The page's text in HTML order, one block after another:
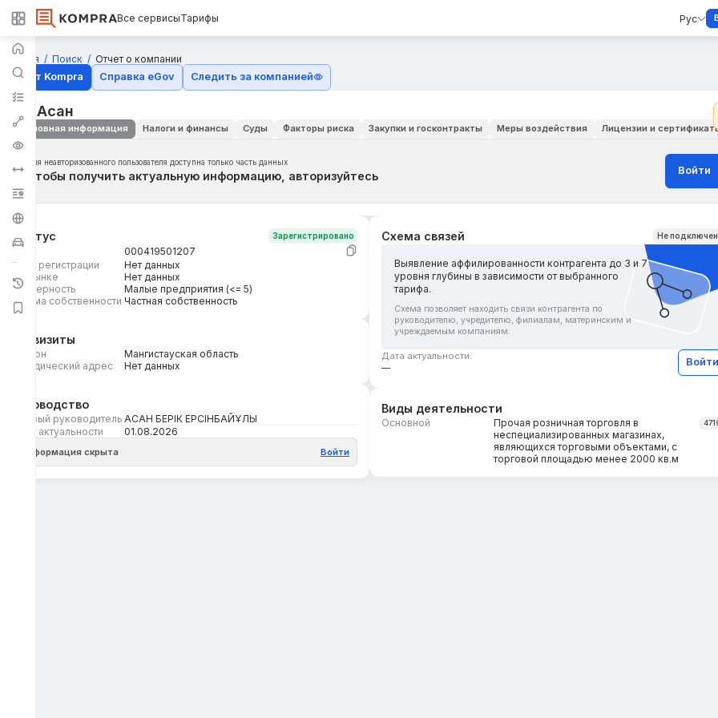
Все сервисыТарифы Рус
Главная Поиск
Отчет о компании
Отчёт Kompra
Справка eGov Следить за компанией
ИП Асан
Основная информация Налоги и финансы Суды Факторы риска Закупки и госконтракты Меры воздействия Лицензии и
Для неавторизованного пользователя доступна только часть данных
Чтобы получить актуальную информацию, авторизуйтесь Войти
Статус Зарегистрировано
БИН
000419501207
Дата регистрации
Нет данных
На рынке
Нет данных
Размерность
Малые предприятия (<= 5)
Форма собственности Частная собственность
Реквизиты
Регион
Мангистауская область
Юридический адрес
Нет данных
Руководство
Первый руководитель АСАН БЕРІК ЕРСІНБАЙҰЛЫ
Дата актуальности
01.08.2026
Информация скрыта Войти
Схема связей Не
Выявление аффилированности контрагента до 3 и 7
уровня глубины в зависимости от выбранного
тарифа.
Схема позволяет находить связи контрагента по
руководителю, учредителю, филиалам, материнским и
учреждаемым компаниям.
Дата актуальности:
—
Виды деятельности
Основной
Прочая розничная торговля в
неспециализированных магазинах,
являющихся торговыми объектами, с
торговой площадью менее 2000 кв.м